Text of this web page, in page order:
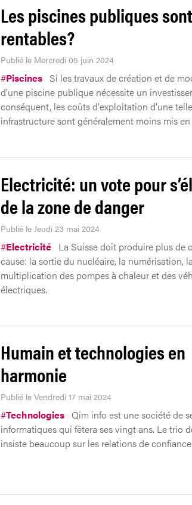
Les piscines publiques
rentables?
Publié le Mercredi 05 juin 2024
#Piscines Si les travaux de création et de
d'une piscine publique nécessite un
conséquent, les coûts d'exploitation d'une telle
infrastructure sont généralement moins mis en
Electricité: un vote pour
de la zone de danger
Publié le Jeudi 23 mai 2024
#Electricité La Suisse doit produire plus de
cause: la sortie du nucléaire, la numérisation, la
multiplication des pompes à chaleur et des
électriques.
Humain et technologies en
harmonie
Publié le Vendredi 17 mai 2024
#Technologies Qim info est une société de
informatiques qui fêtera ses vingt ans. Le trio
insiste beaucoup sur les relations de confiance.